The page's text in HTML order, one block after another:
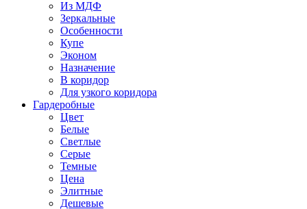
Из МДФ
Зеркальные
Особенности
Купе
Эконом
Назначение
В коридор
Для узкого коридора
Гардеробные
Цвет
Белые
Светлые
Серые
Темные
Цена
Элитные
Дешевые